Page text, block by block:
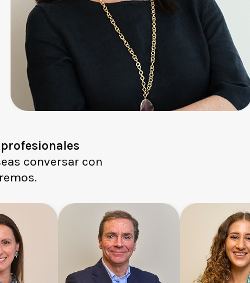
Ornella Bono
profesionales
conversar con